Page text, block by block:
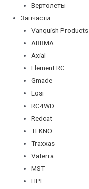
Вертолеты
Запчасти
Vanquish Products
ARRMA
Axial
Element RC
Gmade
Losi
RC4WD
Redcat
TEKNO
Traxxas
Vaterra
MST
HPI